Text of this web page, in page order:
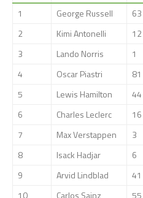
1
George Russell 63
2
Kimi Antonelli 12
3
Lando Norris 1
4
Oscar Piastri 81
5
Lewis Hamilton 44
6
Charles Leclerc 16
7
Max Verstappen 3
8
Isack Hadjar 6
9
Arvid Lindblad 41
10
Carlos Sainz 55